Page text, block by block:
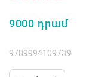
9000 դրամ
9789994109739